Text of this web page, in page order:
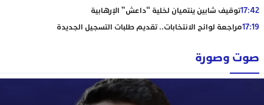
17:42توقيف شابين ينتميان لخلية “داعش” الإرهابية
17:19مراجعة لوائح الانتخابات.. تقديم طلبات التسجيل الجديدة
صوت وصورة